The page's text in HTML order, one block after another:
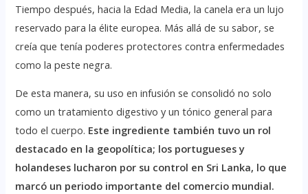
Tiempo después, hacia la Edad Media, la canela era un lujo
reservado para la élite europea. Más allá de su sabor, se
creía que tenía poderes protectores contra enfermedades
como la peste negra.
De esta manera, su uso en infusión se consolidó no solo
como un tratamiento digestivo y un tónico general para
todo el cuerpo. Este ingrediente también tuvo un rol
destacado en la geopolítica; los portugueses y
holandeses lucharon por su control en Sri Lanka, lo que
marcó un periodo importante del comercio mundial.